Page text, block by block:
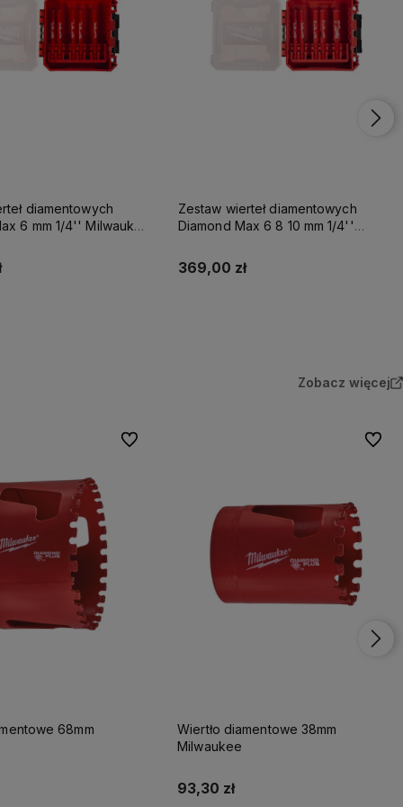
diamentowych
6 mm 1/4'' Milwaukee
Zestaw wierteł diamentowych
Diamond Max 6 8 10 mm 1/4''
369,00 zł
Zobacz więcej
68mm
Do ulubionych
Wiertło diamentowe 38mm
Milwaukee
93,30 zł
Do